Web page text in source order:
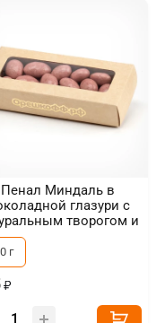
Пенал Миндаль в
глазури с
творогом и
г